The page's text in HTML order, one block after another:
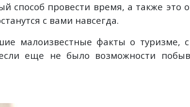
способ провести время, а также это
с вами навсегда.
малоизвестные факты о
еще не было возможности